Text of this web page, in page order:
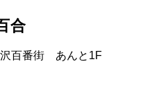
合
百番街 あんと1F